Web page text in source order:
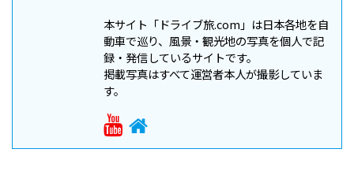
本サイト「ドライブ旅.com」は日本各地を自
動車で巡り、風景・観光地の写真を個人で記
録・発信しているサイトです。
掲載写真はすべて運営者本人が撮影していま
す。